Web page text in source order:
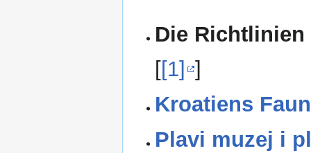
Die
[[1] ]
Kroatiens
Plavi muzej i